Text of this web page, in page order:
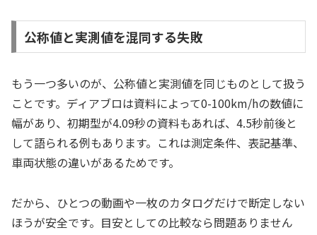
公称値と実測値を混同する失敗
もう一つ多いのが、公称値と実測値を同じものとして扱う
ことです。ディアブロは資料によって0-100km/hの数値に
幅があり、初期型が4.09秒の資料もあれば、4.5秒前後と
して語られる例もあります。これは測定条件、表記基準、
車両状態の違いがあるためです。
だから、ひとつの動画や一枚のカタログだけで断定しない
ほうが安全です。目安としての比較なら問題ありません